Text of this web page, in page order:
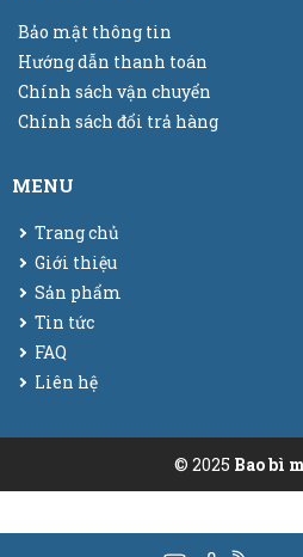
Bảo mật thông tin
Hướng dẫn thanh toán
Chính sách vận chuyển
Chính sách đổi trả hàng
MENU
Trang chủ
Giới thiệu
Sản phẩm
Tin tức
FAQ
Liên hệ
© 2025 Bao bì